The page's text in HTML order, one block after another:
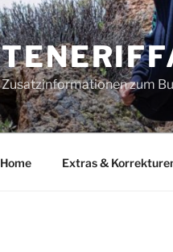
Zusatzinformationen zum
Home Extras &